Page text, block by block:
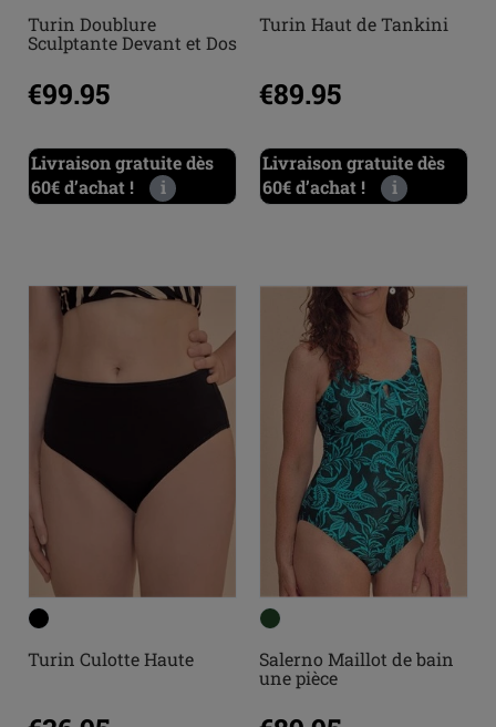
Turin Doublure
Sculptante Devant et Dos
€99.95
Livraison gratuite dès
60€ d’achat !
i
Turin Haut de Tankini
€89.95
Livraison gratuite dès
60€ d’achat !
i
Turin Culotte Haute
Salerno Maillot de bain
une pièce